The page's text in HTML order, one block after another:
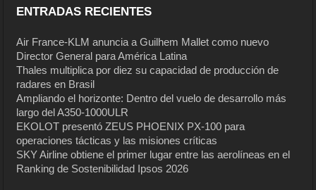
ENTRADAS RECIENTES
Air France-KLM anuncia a Guilhem Mallet como nuevo
Director General para América Latina
Thales multiplica por diez su capacidad de producción de
radares en Brasil
Ampliando el horizonte: Dentro del vuelo de desarrollo más
largo del A350-1000ULR
EKOLOT presentó ZEUS PHOENIX PX-100 para
operaciones tácticas y las misiones críticas
SKY Airline obtiene el primer lugar entre las aerolíneas en el
Ranking de Sostenibilidad Ipsos 2026